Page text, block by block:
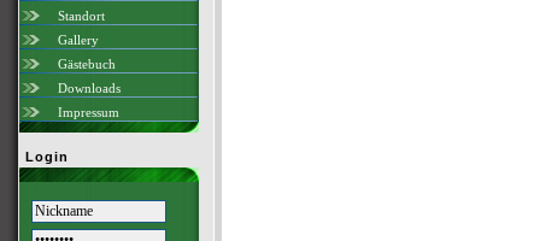
Standort
Gallery
Gästebuch
Downloads
Impressum
Login